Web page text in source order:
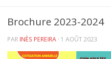
Brochure 2023-2024
PAR INÈS PEREIRA · 1 AOÛT 2023